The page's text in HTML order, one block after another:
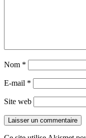
Nom *
E-mail *
Site web